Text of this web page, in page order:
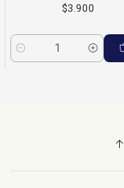
$3.900
Cantidad